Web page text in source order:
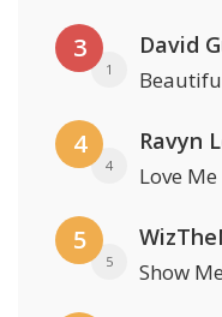
3
1
David
4
4
Ravyn
Love
5
5 Show